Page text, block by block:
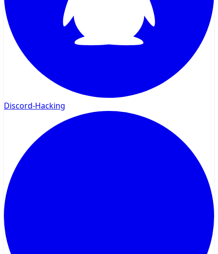
Discord-Hacking